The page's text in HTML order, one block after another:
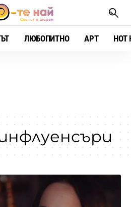
ЛЮБОПИТНО АРТ HOT